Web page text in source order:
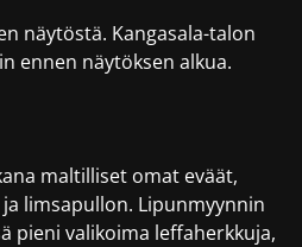
näytöstä. Kangasala-talon
ennen näytöksen alkua.
maltilliset omat eväät,
limsapullon. Lipunmyynnin
pieni valikoima leffaherkkuja,